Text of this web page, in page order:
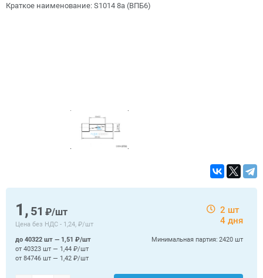
Краткое наименование: S1014 8а (ВПБ6)
1, 51 ₽/шт
Цена без НДС - 1,24, ₽/шт
2 шт
4 дня
Минимальная партия: 2420 шт
до 40322 шт — 1,51 ₽/шт
от 40323 шт — 1,44 ₽/шт
от 84746 шт — 1,42 ₽/шт